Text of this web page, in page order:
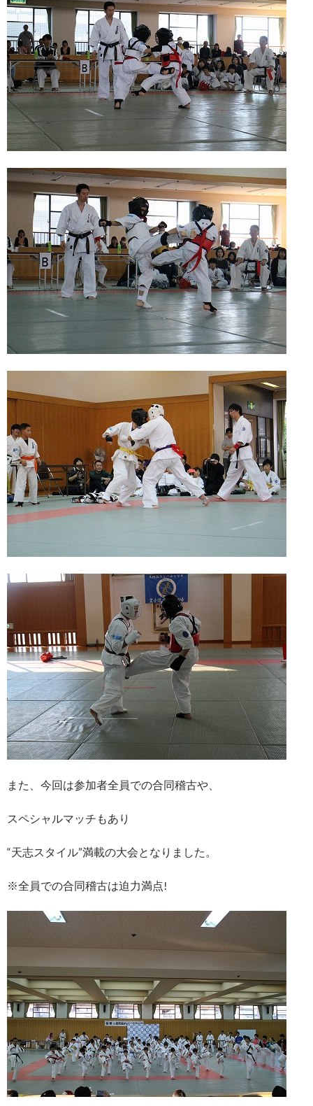
また、今回は参加者全員での合同稽古や、
スペシャルマッチもあり
“天志スタイル”満載の大会となりました。
※全員での合同稽古は迫力満点!